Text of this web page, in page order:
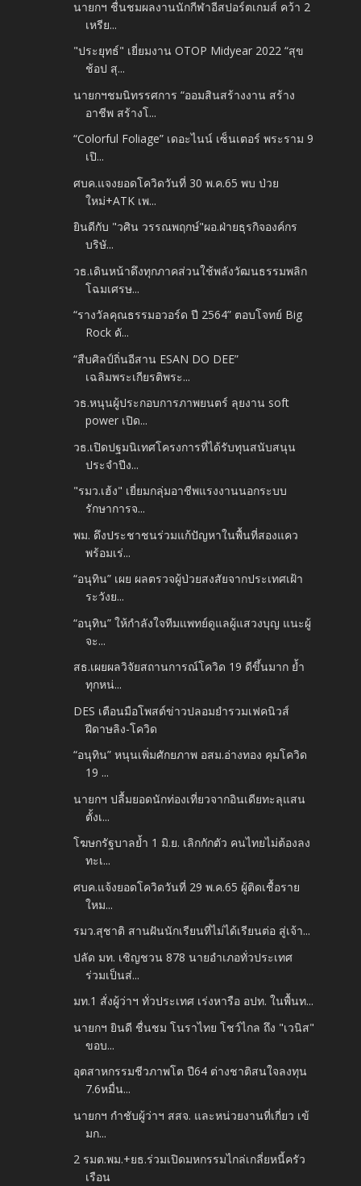
นายกฯ ชื่นชมผลงานนักกีฬาอีสปอร์ตเกมส์ คว้า 2
เหรีย...
"ประยุทธ์" เยี่ยมงาน OTOP Midyear 2022 “สุข
ช้อป สุ...
นายกฯชมนิทรรศการ “ออมสินสร้างงาน สร้าง
อาชีพ สร้างโ...
“Colorful Foliage” เดอะไนน์ เซ็นเตอร์ พระราม 9
เปิ...
ศบค.แจงยอดโควิดวันที่ 30 พ.ค.65 พบ ป่วย
ใหม่+ATK เพ...
ยินดีกับ "วศิน วรรณพฤกษ์"ผอ.ฝ่ายธุรกิจองค์กร
บริษั...
วธ.เดินหน้าดึงทุกภาคส่วนใช้พลังวัฒนธรรมพลิก
โฉมเศรษ...
“รางวัลคุณธรรมอวอร์ด ปี 2564” ตอบโจทย์ Big
Rock ดั...
“สืบศิลป์ถิ่นอีสาน ESAN DO DEE”
เฉลิมพระเกียรติพระ...
วธ.หนุนผู้ประกอบการภาพยนตร์ ลุยงาน soft
power เปิด...
วธ.เปิดปฐมนิเทศโครงการที่ได้รับทุนสนับสนุน
ประจำปีง...
"รมว.เฮ้ง" เยี่ยมกลุ่มอาชีพแรงงานนอกระบบ
รักษาการจ...
พม. ดึงประชาชนร่วมแก้ปัญหาในพื้นที่สองแคว
พร้อมเร่...
“อนุทิน” เผย ผลตรวจผู้ป่วยสงสัยจากประเทศเฝ้า
ระวังย...
“อนุทิน” ให้กำลังใจทีมแพทย์ดูแลผู้แสวงบุญ แนะผู้
จะ...
สธ.เผยผลวิจัยสถานการณ์โควิด 19 ดีขึ้นมาก ย้ำ
ทุกหน่...
DES เตือนมือโพสต์ข่าวปลอมยำรวมเฟคนิวส์
ฝีดาษลิง-โควิด
“อนุทิน” หนุนเพิ่มศักยภาพ อสม.อ่างทอง คุมโควิด
19 ...
นายกฯ ปลื้มยอดนักท่องเที่ยวจากอินเดียทะลุแสน
ตั้งเ...
โฆษกรัฐบาลย้ำ 1 มิ.ย. เลิกกักตัว คนไทยไม่ต้องลง
ทะเ...
ศบค.แจ้งยอดโควิดวันที่ 29 พ.ค.65 ผู้ติดเชื้อราย
ใหม...
รมว.สุชาติ สานฝันนักเรียนที่ไม่ได้เรียนต่อ สู่เจ้า...
ปลัด มท. เชิญชวน 878 นายอำเภอทั่วประเทศ
ร่วมเป็นส่...
มท.1 สั่งผู้ว่าฯ ทั่วประเทศ เร่งหารือ อปท. ในพื้นท...
นายกฯ ยินดี ชื่นชม โนราไทย โชว์ไกล ถึง "เวนิส"
ขอบ...
อุตสาหกรรมชีวภาพโต ปี64 ต่างชาติสนใจลงทุน
7.6หมื่น...
นายกฯ กำชับผู้ว่าฯ สสจ. และหน่วยงานที่เกี่ยว เข้
มก...
2 รมต.พม.+ยธ.ร่วมเปิดมหกรรมไกล่เกลี่ยหนี้ครัว
เรือน